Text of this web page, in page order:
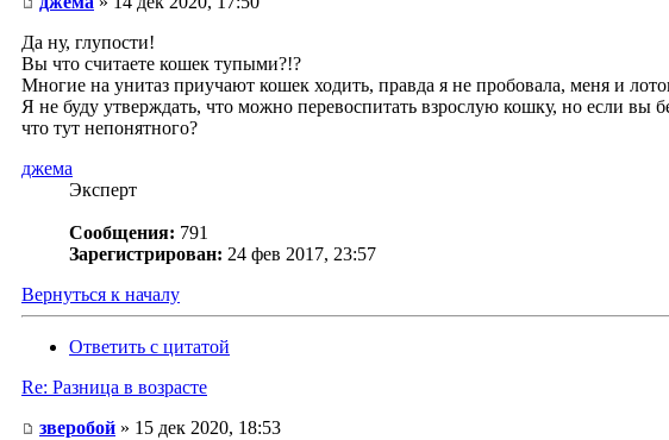
Да ну, глупости!
Вы что считаете кошек тупыми?!?
Многие на унитаз приучают кошек ходить, правда я не пробовала, меня и
Я не буду утверждать, что можно перевоспитать взрослую кошку, но если вы
что тут непонятного?
джема
Эксперт
Сообщения: 791
Зарегистрирован: 24 фев 2017, 23:57
Вернуться к началу
Ответить с цитатой
Re: Разница в возрасте
зверобой » 15 дек 2020, 18:53